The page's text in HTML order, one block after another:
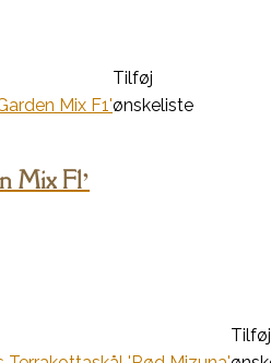
Tilføj
ønskeliste
Mix F1’
Tilføj